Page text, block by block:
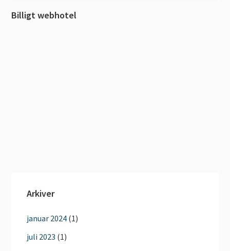
Billigt webhotel
Arkiver
januar 2024 (1)
juli 2023 (1)